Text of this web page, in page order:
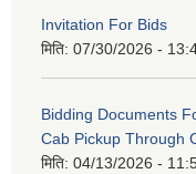
Invitation For Bids
मिति: 07/30/2026 -
Bidding Documents
Cab Pickup Through
मिति: 04/13/2026 -